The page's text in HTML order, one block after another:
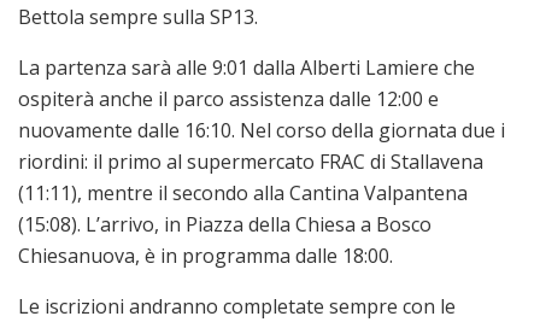
Bettola sempre sulla SP13.
La partenza sarà alle 9:01 dalla Alberti Lamiere che
ospiterà anche il parco assistenza dalle 12:00 e
nuovamente dalle 16:10. Nel corso della giornata due i
riordini: il primo al supermercato FRAC di Stallavena
(11:11), mentre il secondo alla Cantina Valpantena
(15:08). L’arrivo, in Piazza della Chiesa a Bosco
Chiesanuova, è in programma dalle 18:00.
Le iscrizioni andranno completate sempre con le